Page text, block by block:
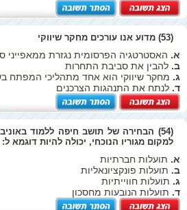
(53) מדוע אנו עורכים מחקר שיווקי
א. האסטרטגיה הפרסומית נגזרת ממאפייני
ב. להבין את סביבת התחרות
ג. מחקר שיווקי הוא אחד מתהליכי המפתח
ד. לנתח את התנהגות הצרכנים
(54) הבחירה של תושב חיפה ללמוד
למקום מגוריו הנוכחי, יכולה להיות דוגמא ל:
א. תועלות חברתיות
ב. תועלות פונקציונאליות
ג. תועלות חווייתיות
ד. תועלות הנובעות מחסכון